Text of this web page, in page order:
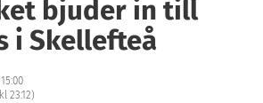
bjuder in till
i Skellefteå
23:12)